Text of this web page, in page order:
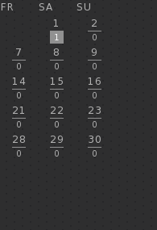
FR SA
SU
1
1
2
0
7
0
8
0
9
0
14
0
15
0
16
0
21
0
22
0
23
0
28
0
29
0
30
0